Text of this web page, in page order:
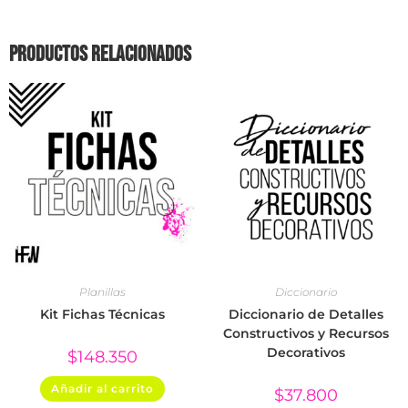
Productos relacionados
Planillas
Kit Fichas Técnicas
$148.350
Añadir al carrito
Diccionario
Diccionario de Detalles
Constructivos y Recursos
Decorativos
$37.800